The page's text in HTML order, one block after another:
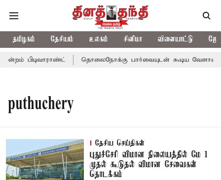
தமிழகம் தேசியம் உலகம் சினிமா விளையாட்டு
பிடிவாராண்ட் தொலைநோக்கு பார்வையுடன் கூடிய வேளாண்
puthuchery
தேசிய செய்திகள்
புதுச்சேரி விமான நிலையத்தில் மே 1
முதல் கூடுதல் விமான சேவைகள்
தொடக்கம்